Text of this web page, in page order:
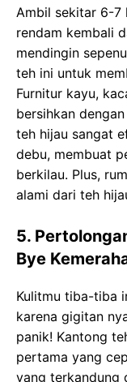
Ambil sekitar 6-7
rendam kembali
mendingin
teh ini untuk
Furnitur kayu,
bersihkan
teh hijau sangat
debu, membuat
berkilau. Plus,
alami dari teh
5.
Bye
Kulitmu tiba-tiba
karena gigitan
panik! Kantong
pertama yang
yang terkandung